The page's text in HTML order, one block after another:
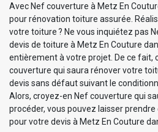
Avec Nef couverture à Metz En
pour rénovation toiture assurée.
votre toiture ? Ne vous inquiétez pas
devis de toiture à Metz En Couture
entièrement à votre projet. De ce fait,
couverture qui saura rénover votre
devis sans défaut suivant le
Alors, croyez-en Nef couverture qui
procéder, vous pouvez laisser
pour votre devis à Metz En Couture